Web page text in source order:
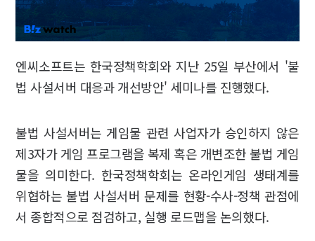
엔씨소프트는 한국정책학회와 지난 25일 부산에서 '불
법 사설서버 대응과 개선방안' 세미나를 진행했다.
불법 사설서버는 게임물 관련 사업자가 승인하지 않은
제3자가 게임 프로그램을 복제 혹은 개변조한 불법 게임
물을 의미한다. 한국정책학회는 온라인게임 생태계를
위협하는 불법 사설서버 문제를 현황-수사-정책 관점에
서 종합적으로 점검하고, 실행 로드맵을 논의했다.